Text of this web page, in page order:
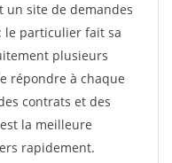
un site de demandes
le particulier fait sa
plusieurs
répondre à chaque
contrats et des
la meilleure
rapidement.